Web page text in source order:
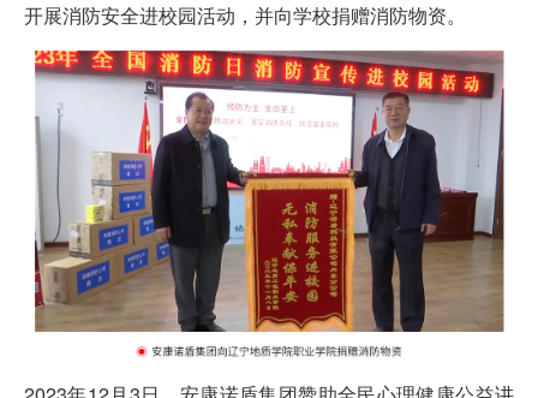
开展消防安全进校园活动，并向学校捐赠消防物资。